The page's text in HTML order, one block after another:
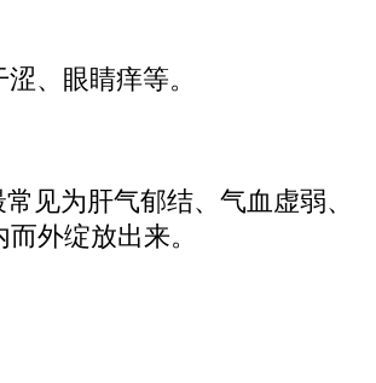
、眼睛痒等。
见为肝气郁结、气血虚弱、
外绽放出来。